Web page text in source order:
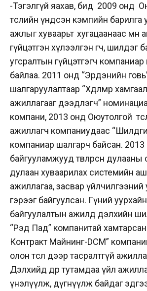
-Тэгэлгүй яахав, бид 2009 онд
төслийн үндсэн кэмпийн барилга
ажлыг хуваарьт хугацаанаас өмнө
гүйцэтгэн хүлээлгэн өгч, шилдэг
угсралтын гүйцэтгэгч
байлаа. 2011 онд “Эрдэнийн
шалгаруулалтаар “Хөдөлмөр
ажиллагааг дээдлэгч”
компани, 2013 онд Оюутолгой
ажиллагч компаниудаас
компаниар шалгарч байсан.
байгууламжууд төвлөрсөн
дулаан хуваарилах системийн
ажиллагаа, засвар үйлчилгээний
гэрээг байгуулсан. Гүний
байгуулалтын ажилд дэлхийн
“Рэд Пад” компанитай
Контракт Майнинг-DCM”
олон төсөл дээр тасралтгүй
Дэлхийд өдөр тутамдаа үйл
үнэлүүлж, дүгнүүлж байдаг